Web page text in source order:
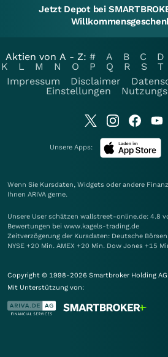
Jetzt Depot bei
Aktien von A - Z: # A B C D
K
L M N O P Q R S T
Impressum
Disclaimer
Einstellungen
Unsere Apps:
Wenn Sie Kursdaten, Widgets oder andere
Ihnen ARIVA gerne.
Unsere User schätzen wallstreet-online.de: 4.8
Bewertungen bei www.kagels-trading.de
Zeitverzögerung der Kursdaten: Deutsche
NYSE +20 Min. AMEX +20 Min. Dow Jones +15
Copyright © 1998-2026 Smartbroker Holding
Mit Unterstützung von: